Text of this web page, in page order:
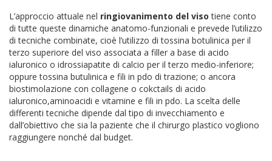
L’approccio attuale nel ringiovanimento del viso tiene conto
di tutte queste dinamiche anatomo-funzionali e prevede l’utilizzo
di tecniche combinate, cioè l’utilizzo di tossina botulinica per il
terzo superiore del viso associata a filler a base di acido
ialuronico o idrossiapatite di calcio per il terzo medio-inferiore;
oppure tossina butulinica e fili in pdo di trazione; o ancora
biostimolazione con collagene o cokctails di acido
ialuronico,aminoacidi e vitamine e fili in pdo. La scelta delle
differenti tecniche dipende dal tipo di invecchiamento e
dall’obiettivo che sia la paziente che il chirurgo plastico vogliono
raggiungere nonché dal budget.